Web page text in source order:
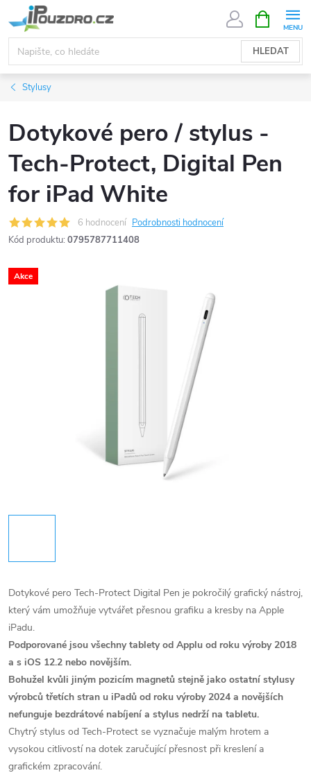
na
obsah
HLEDAT
NÁKUPNÍ
KOŠÍK
Stylusy
Dotykové pero / stylus -
Tech-Protect, Digital Pen
for iPad White
6 hodnocení Podrobnosti hodnocení
Kód produktu: 0795787711408
Akce
Dotykové pero Tech-Protect Digital Pen je pokročilý grafický nástroj,
který vám umožňuje vytvářet přesnou grafiku a kresby na Apple
iPadu.
Podporované jsou všechny tablety od Applu od roku výroby 2018
a s iOS 12.2 nebo novějším.
Bohužel kvůli jiným pozicím magnetů stejně jako ostatní stylusy
výrobců třetích stran u iPadů od roku výroby 2024 a novějších
nefunguje bezdrátové nabíjení a stylus nedrží na tabletu.
Chytrý stylus od Tech-Protect se vyznačuje malým hrotem a
vysokou citlivostí na dotek zaručující přesnost při kreslení a
grafickém zpracování.